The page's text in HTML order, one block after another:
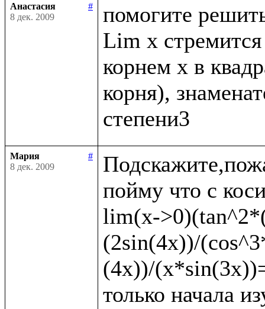
Анастасия
#
8 дек. 2009
помогите
Lim x
корнем x в
корня),
Мария
#
8 дек. 2009
пойму что с
lim(x-
(2sin(4x))/
(4x))/
только начала